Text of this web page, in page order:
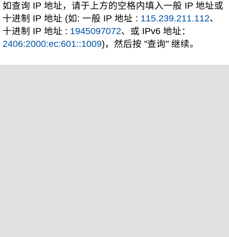
如查询 IP 地址，请于上方的空格内填入一般 IP 地址或
十进制 IP 地址 (如: 一般 IP 地址 : 115.239.211.112、
十进制 IP 地址 : 1945097072、或 IPv6 地址：
2406:2000:ec:601::1009)，然后按 "查询" 继续。